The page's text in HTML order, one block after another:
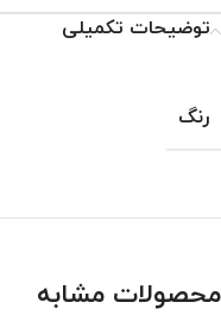
توضیحات تکمیلی
رنگ
محصولات مشابه